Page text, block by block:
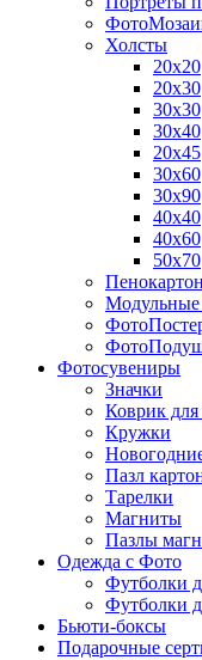
Холсты
20х20
20х30
30х30
30х40
20х45
30х60
30х90
40х40
40х60
50х70
Пенокартон
Фотоcувениры
Значки
Коврик
Кружки
Пазл
Тарелки
Магниты
Пазлы
Одежда с Фото
Футболки
Футболки
Бьюти-боксы
Подарочные